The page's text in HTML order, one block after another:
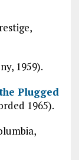
1959).
Plugged
1965).